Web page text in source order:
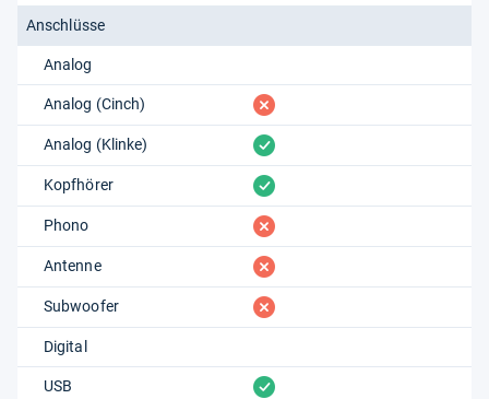
Anschlüsse
Analog
Analog (Cinch) fehlt
Analog (Klinke) vorhanden
Kopfhörer vorhanden
Phono fehlt
Antenne fehlt
Subwoofer fehlt
Digital
USB vorhanden